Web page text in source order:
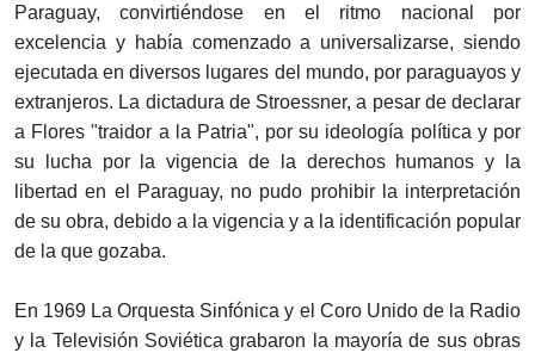
Paraguay, convirtiéndose en el ritmo nacional por
excelencia y había comenzado a universalizarse, siendo
ejecutada en diversos lugares del mundo, por paraguayos y
extranjeros. La dictadura de Stroessner, a pesar de declarar
a Flores "traidor a la Patria", por su ideología política y por
su lucha por la vigencia de la derechos humanos y la
libertad en el Paraguay, no pudo prohibir la interpretación
de su obra, debido a la vigencia y a la identificación popular
de la que gozaba.
En 1969 La Orquesta Sinfónica y el Coro Unido de la Radio
y la Televisión Soviética grabaron la mayoría de sus obras